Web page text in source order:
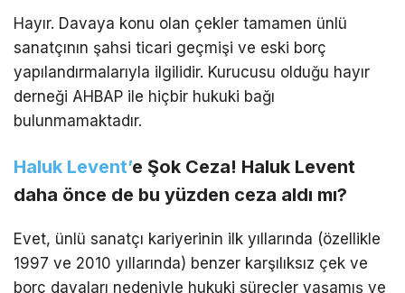
Hayır. Davaya konu olan çekler tamamen ünlü
sanatçının şahsi ticari geçmişi ve eski borç
yapılandırmalarıyla ilgilidir. Kurucusu olduğu hayır
derneği AHBAP ile hiçbir hukuki bağı
bulunmamaktadır.
Haluk Levent’e Şok Ceza! Haluk Levent
daha önce de bu yüzden ceza aldı mı?
Evet, ünlü sanatçı kariyerinin ilk yıllarında (özellikle
1997 ve 2010 yıllarında) benzer karşılıksız çek ve
borç davaları nedeniyle hukuki süreçler yaşamış ve